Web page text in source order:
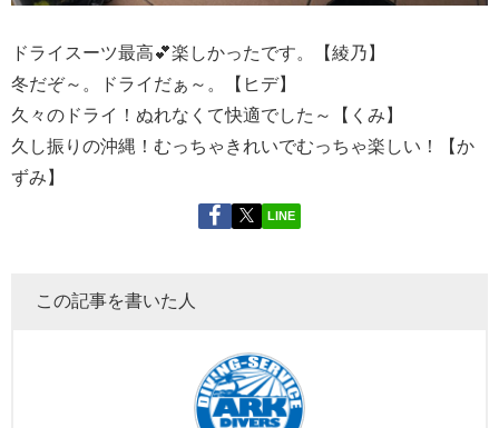
ドライスーツ最高💕楽しかったです。【綾乃】
冬だぞ～。ドライだぁ～。【ヒデ】
久々のドライ！ぬれなくて快適でした～【くみ】
久し振りの沖縄！むっちゃきれいでむっちゃ楽しい！【か
ずみ】
LINE
この記事を書いた人